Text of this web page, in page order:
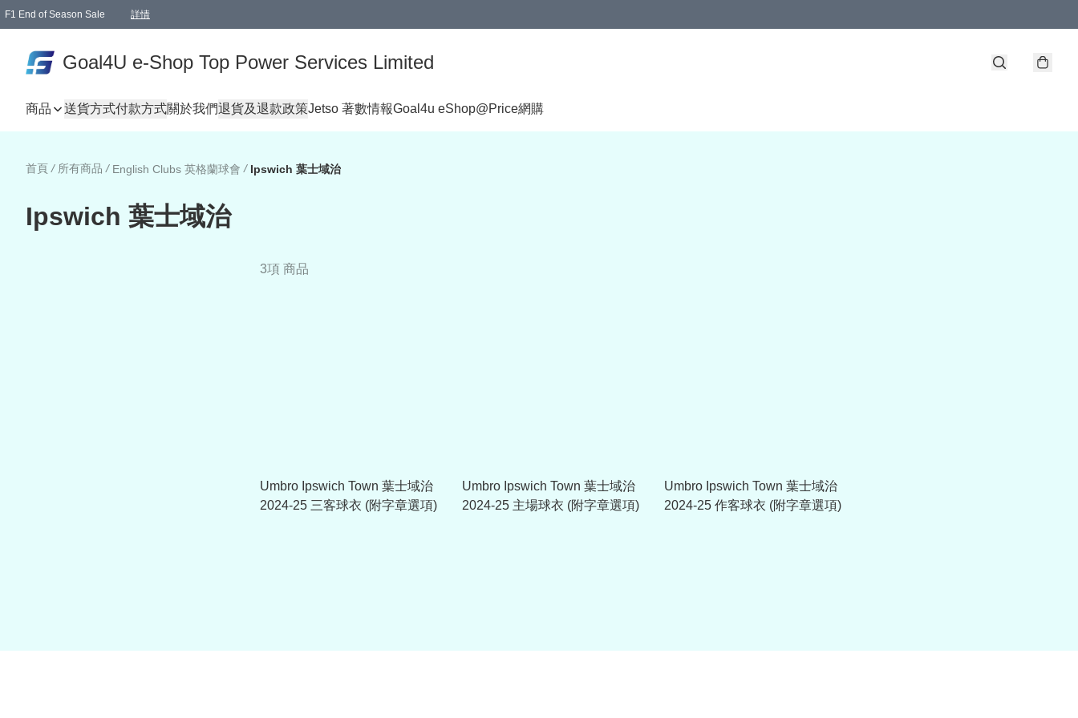
F1 End of Season Sale 詳情
Goal4U e-Shop Top Power Services Limited
商品 送貨方式付款方式關於我們退貨及退款政策Jetso 著數情報Goal4u eShop@Price網購
首頁 / 所有商品 / English Clubs 英格蘭球會 / Ipswich 葉士域治
Ipswich 葉士域治
3項 商品
Umbro Ipswich Town 葉士域治
2024-25 三客球衣 (附字章選項)
Umbro Ipswich Town 葉士域治
2024-25 主場球衣 (附字章選項)
Umbro Ipswich Town 葉士域治
2024-25 作客球衣 (附字章選項)